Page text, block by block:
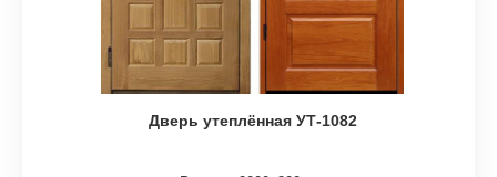
Дверь утеплённая УТ-1082